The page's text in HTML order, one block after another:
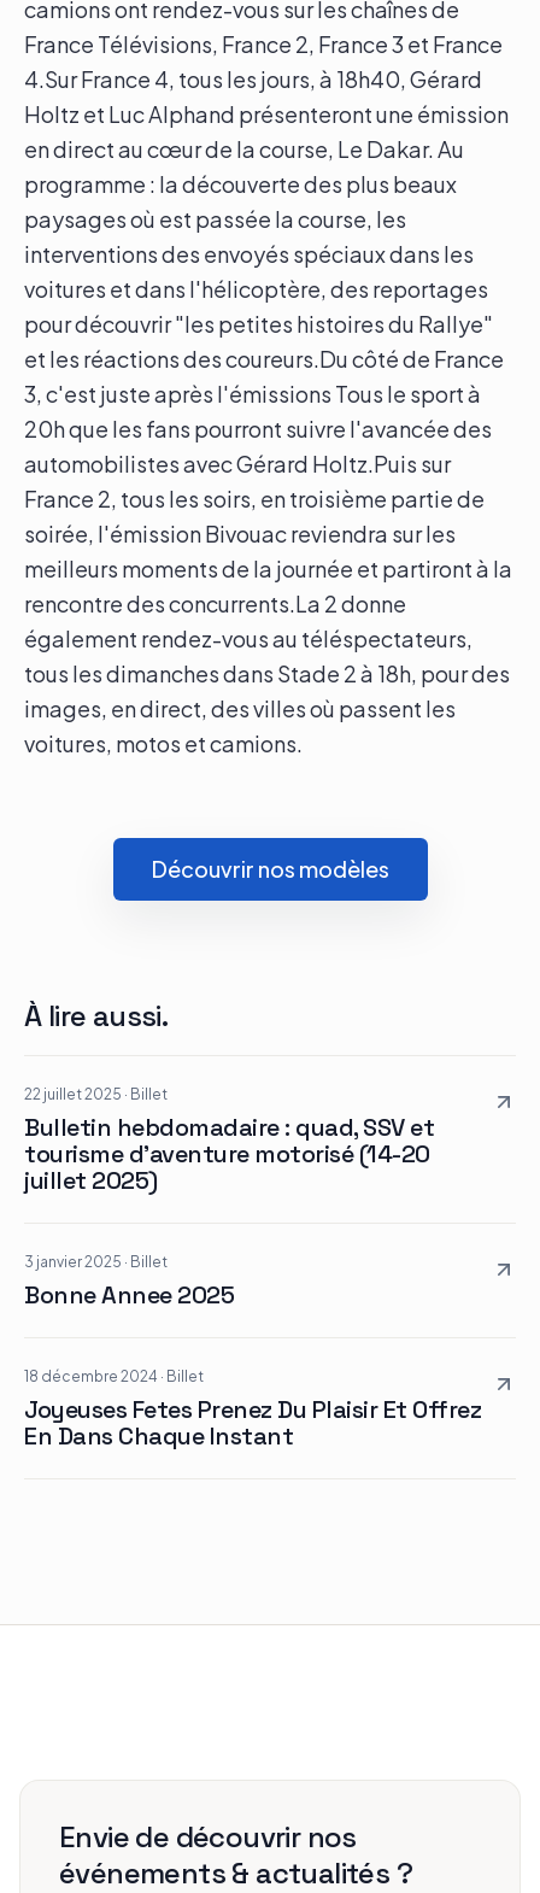
camions ont rendez-vous sur les chaînes de
France Télévisions, France 2, France 3 et France
4.Sur France 4, tous les jours, à 18h40, Gérard
Holtz et Luc Alphand présenteront une émission
en direct au cœur de la course, Le Dakar. Au
programme : la découverte des plus beaux
paysages où est passée la course, les
interventions des envoyés spéciaux dans les
voitures et dans l'hélicoptère, des reportages
pour découvrir "les petites histoires du Rallye"
et les réactions des coureurs.Du côté de France
3, c'est juste après l'émissions Tous le sport à
20h que les fans pourront suivre l'avancée des
automobilistes avec Gérard Holtz.Puis sur
France 2, tous les soirs, en troisième partie de
soirée, l'émission Bivouac reviendra sur les
meilleurs moments de la journée et partiront à la
rencontre des concurrents.La 2 donne
également rendez-vous au téléspectateurs,
tous les dimanches dans Stade 2 à 18h, pour des
images, en direct, des villes où passent les
voitures, motos et camions.
Découvrir nos modèles
À lire aussi.
22 juillet 2025 · Billet
Bulletin hebdomadaire : quad, SSV et
tourisme d’aventure motorisé (14-20
juillet 2025)
3 janvier 2025 · Billet
Bonne Annee 2025
18 décembre 2024 · Billet
Joyeuses Fetes Prenez Du Plaisir Et Offrez
En Dans Chaque Instant
Envie de découvrir nos
événements & actualités ?